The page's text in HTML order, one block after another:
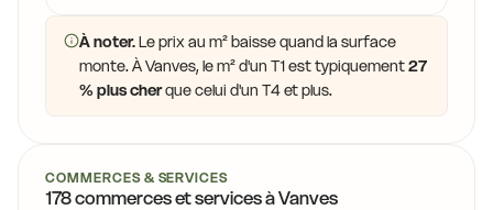
À noter.Le prix au m² baisse quand la surface
monte. À Vanves, le m² d'un T1 est typiquement27
% plus cherque celui d'un T4 et plus.
COMMERCES & SERVICES
178 commerces et services à Vanves